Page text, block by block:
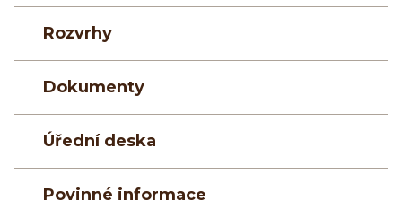
Rozvrhy
Dokumenty
Úřední deska
Povinné informace